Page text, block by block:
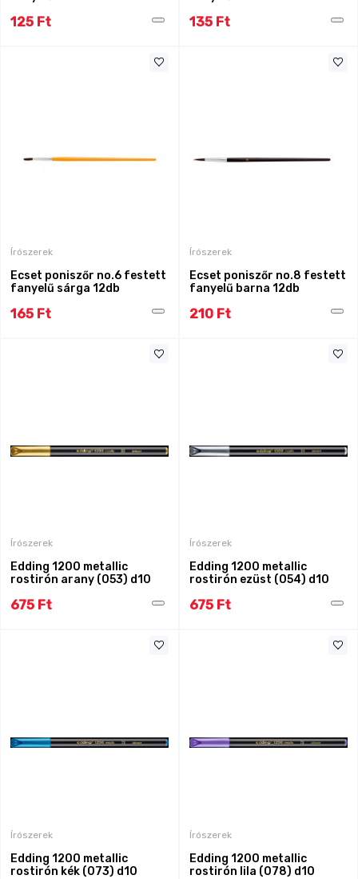
125 Ft 135 Ft
Írószerek
Ecset poniszőr no.6 festett
fanyelű sárga 12db
165 Ft
Írószerek
Ecset poniszőr no.8 festett
fanyelű barna 12db
210 Ft
Írószerek
Edding 1200 metallic
rostirón arany (053) d10
675 Ft
Írószerek
Edding 1200 metallic
rostirón ezüst (054) d10
675 Ft
Írószerek
Edding 1200 metallic
rostirón kék (073) d10
Írószerek
Edding 1200 metallic
rostirón lila (078) d10